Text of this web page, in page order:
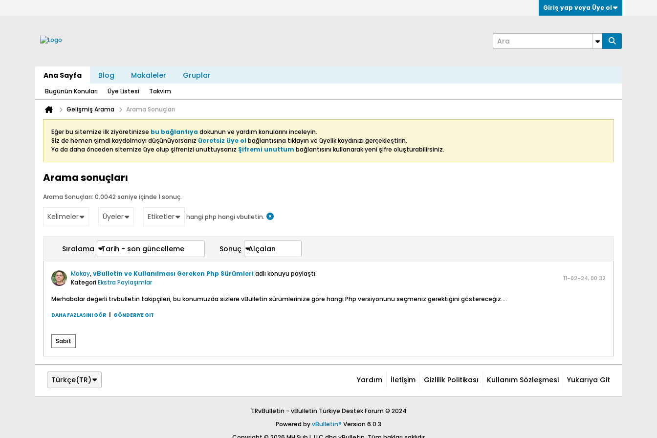
Giriş yap veya Üye ol
Ana Sayfa Blog Makaleler Gruplar
Bugünün Konuları Üye Listesi Takvim
Gelişmiş Arama Arama Sonuçları
Eğer bu sitemize ilk ziyaretinizse bu bağlantıyadokunun ve yardım konularını inceleyin.
Siz de hemen şimdi kaydolmayı düşünüyorsanız ücretsiz üye olbağlantısına tıklayın ve üyelik kaydınızı gerçekleştirin.
Ya da daha önceden sitemize üye olup şifrenizi unuttuysanız Şifremi unuttum bağlantısını kullanarak yeni şifre oluşturabilirsiniz.
Arama sonuçları
Arama Sonuçları: 0.0042 saniye içinde 1 sonuç.
Kelimeler Üyeler Etiketler hangi php hangi vbulletin.
Sıralama Tarih - son güncelleme Sonuç Alçalan
Makay,vBulletin ve Kullanılması Gereken Php Sürümleriadlı konuyu paylaştı.
KategoriEkstra Paylaşımlar 11-02-24, 00:32
Merhabalar değerli trvbulletin takipçileri, bu konumuzda sizlere vBulletin sürümlerinize göre hangi Php versiyonunu seçmeniz gerektiğini göstereceğiz....
DAHA FAZLASINI GÖR GÖNDERIYE GIT
Sabit
Türkçe(TR) Yardım İletişim Gizlilik Politikası Kullanım Sözleşmesi Yukarıya Git
TRvBulletin - vBulletin Türkiye Destek Forum © 2024
Powered byvBulletin® Version 6.0.3